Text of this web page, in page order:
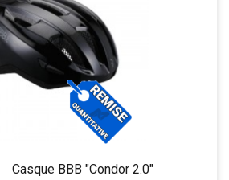
Casque BBB "Condor 2.0"